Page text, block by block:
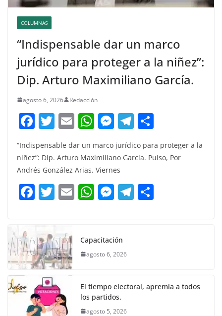
COLUMNAS
“Indispensable dar un marco
jurídico para proteger a la niñez”:
Dip. Arturo Maximiliano García.
agosto 6, 2026 Redacción
F
c
e
b
o
k
T
w
itt
er
E
ai
l
W
at
s
A
p
M
e
ss
e
n
g
T
e
a
m
m
“Indispensable dar un marco jurídico para proteger a la
niñez”: Dip. Arturo Maximiliano García. Pulso, Por
Andrés González Arias. Viernes
F
c
e
b
o
o
k
T
itt
er
E W
s
A
p
M
e
n
er
T
Capacitación
agosto 6, 2026
El tiempo electoral, apremia a todos
los partidos.
agosto 5, 2026